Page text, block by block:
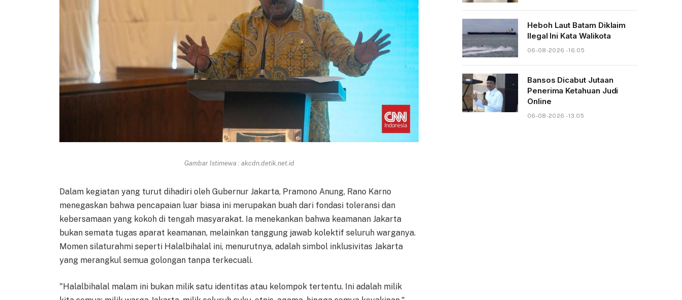
Gambar Istimewa : akcdn.detik.net.id
Dalam kegiatan yang turut dihadiri oleh Gubernur Jakarta, Pramono Anung, Rano Karno
menegaskan bahwa pencapaian luar biasa ini merupakan buah dari fondasi toleransi dan
kebersamaan yang kokoh di tengah masyarakat. Ia menekankan bahwa keamanan Jakarta
bukan semata tugas aparat keamanan, melainkan tanggung jawab kolektif seluruh warganya.
Momen silaturahmi seperti Halalbihalal ini, menurutnya, adalah simbol inklusivitas Jakarta
yang merangkul semua golongan tanpa terkecuali.
"Halalbihalal malam ini bukan milik satu identitas atau kelompok tertentu. Ini adalah milik
Heboh Laut Batam Diklaim
Ilegal Ini Kata Walikota
06-08-2026 - 16.05
Bansos Dicabut Jutaan
Penerima Ketahuan Judi
Online
06-08-2026 - 13.05